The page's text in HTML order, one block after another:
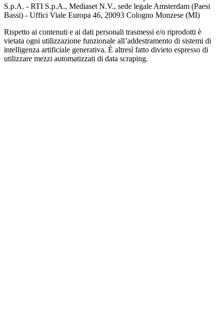
S.p.A. - RTI S.p.A., Mediaset N.V., sede legale Amsterdam (Paesi
Bassi) - Uffici Viale Europa 46, 20093 Cologno Monzese (MI)
Rispetto ai contenuti e ai dati personali trasmessi e/o riprodotti è
vietata ogni utilizzazione funzionale all’addestramento di sistemi di
intelligenza artificiale generativa. È altresì fatto divieto espresso di
utilizzare mezzi automatizzati di data scraping.